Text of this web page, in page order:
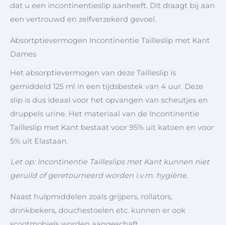
dat u een incontinentieslip aanheeft. Dit draagt bij aan
een vertrouwd en zelfverzekerd gevoel.
Absortptievermogen Incontinentie Tailleslip met Kant
Dames
Het absorptievermogen van deze Tailleslip is
gemiddeld 125 ml in een tijdsbestek van 4 uur. Deze
slip is dus ideaal voor het opvangen van scheutjes en
druppels urine. Het materiaal van de Incontinentie
Tailleslip met Kant bestaat voor 95% uit katoen en voor
5% uit Elastaan.
Let op: Incontinentie Tailleslips met Kant kunnen niet
geruild of geretourneerd worden i.v.m. hygiëne.
Naast hulpmiddelen zoals grijpers, rollators,
drinkbekers, douchestoelen etc. kunnen er ook